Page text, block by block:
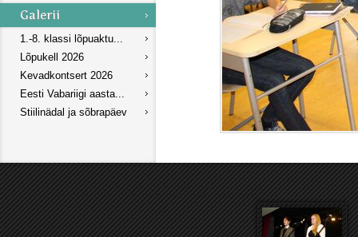
1.-8. klassi lõpuaktu...
Lõpukell 2026
Kevadkontsert 2026
Eesti Vabariigi aasta...
Stiilinädal ja sõbrapäev